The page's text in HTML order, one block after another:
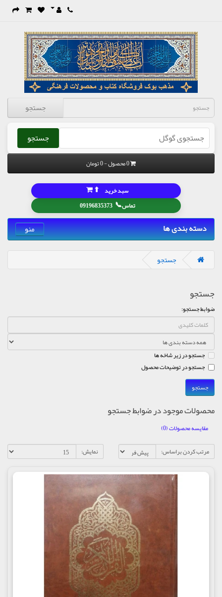
جستجو
جستجو
0 محصول - 0 تومان
تماس📞
09196835373
سبد خرید ⬆
دسته بندی ها منو
جستجو
جستجو
ضوابط جستجو:
جستجو در زیر شاخه ها
جستجو در توضیحات محصول
محصولات موجود در ضوابط جستجو
مقایسه محصولات (0)
مرتب کردن براساس:
نمایش: